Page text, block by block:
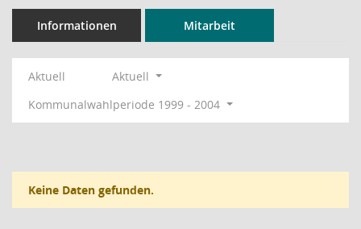
Informationen Mitarbeit
Aktuell
Aktuell
Kommunalwahlperiode 1999 - 2004
Keine Daten gefunden.